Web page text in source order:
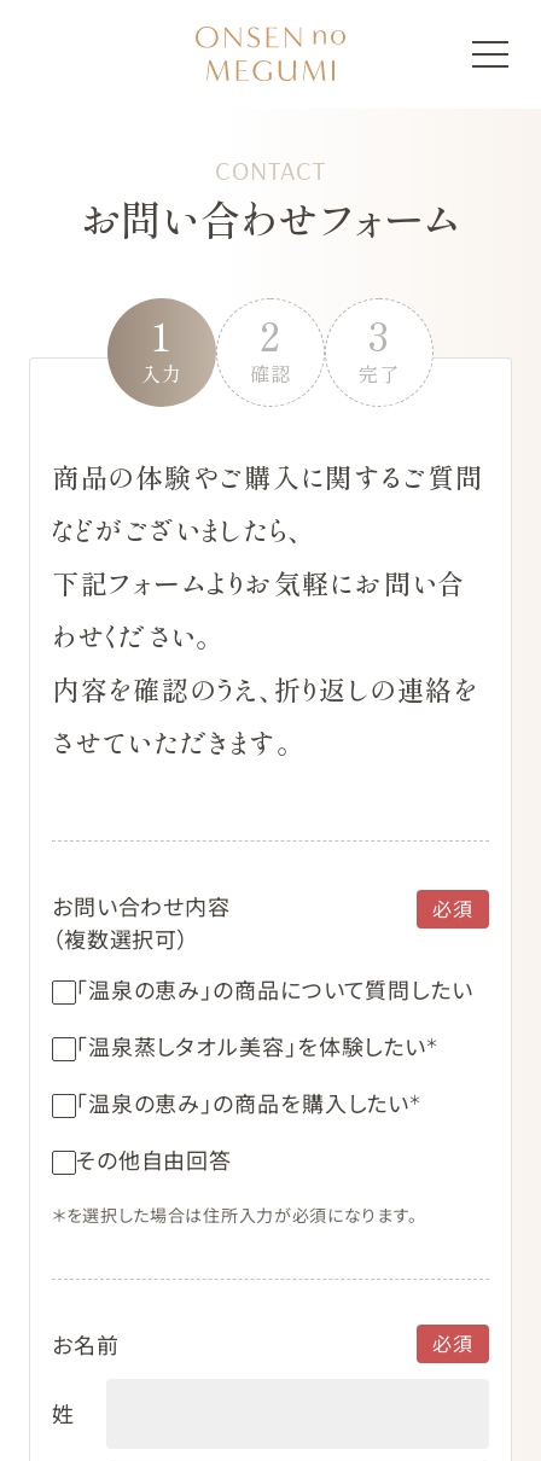
CONTACT
お問い合わせフォーム
1
入力
2
確認
3
完了
商品の体験やご購入に関するご質問
などがございましたら、
下記フォームよりお気軽にお問い合
わせください。
内容を確認のうえ、折り返しの連絡を
させていただきます。
お問い合わせ内容
（複数選択可）
「温泉の恵み」の商品について質問したい
「温泉蒸しタオル美容」を体験したい＊
「温泉の恵み」の商品を購入したい＊
その他自由回答
＊を選択した場合は住所入力が必須になります。
お名前
姓